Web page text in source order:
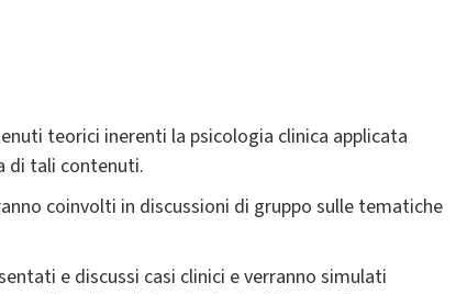
teorici inerenti la psicologia clinica applicata
di tali contenuti.
coinvolti in discussioni di gruppo sulle tematiche
e discussi casi clinici e verranno simulati